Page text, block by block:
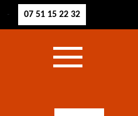
- 07 51 15 22 32